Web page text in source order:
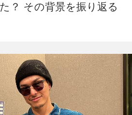
？ その背景を振り返る